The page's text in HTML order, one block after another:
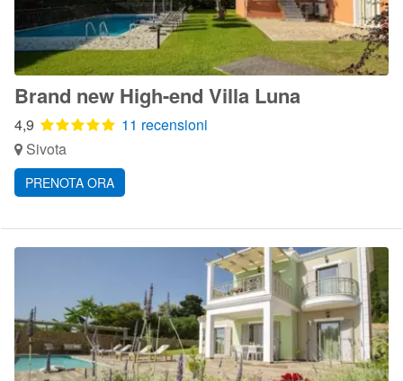
Brand new High-end Villa Luna
4,9
11 recensioni
Sivota
PRENOTA ORA